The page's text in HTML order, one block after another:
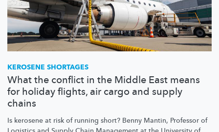
KEROSENE SHORTAGES
What the conflict in the Middle East means
for holiday flights, air cargo and supply
chains
Is kerosene at risk of running short? Benny Mantin, Professor of